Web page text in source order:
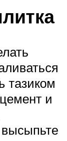
тазиком
и